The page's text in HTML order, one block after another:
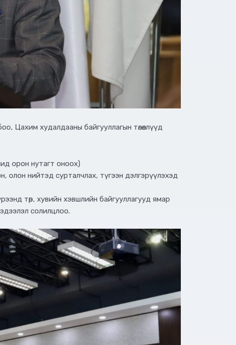
Цахим худалдааны байгууллагын төлөөллүүд
орон нутагт оноох)
олон нийтэд сурталчлах, түгээн дэлгэрүүлэхэд
төр, хувийн хэвшлийн байгууллагууд ямар
солилцлоо.